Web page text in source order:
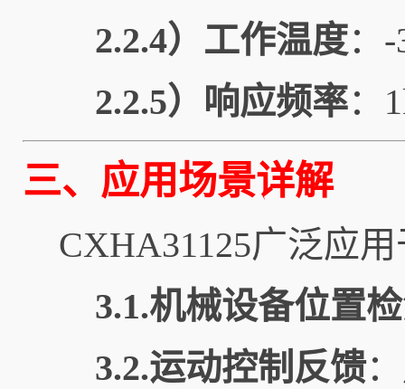
2.2.4）工作温度：
2.2.5） 响应频率：
三、应用场景详解
CXHA31125广泛应
3.1.机械设备位置
3.2.运动控制反馈